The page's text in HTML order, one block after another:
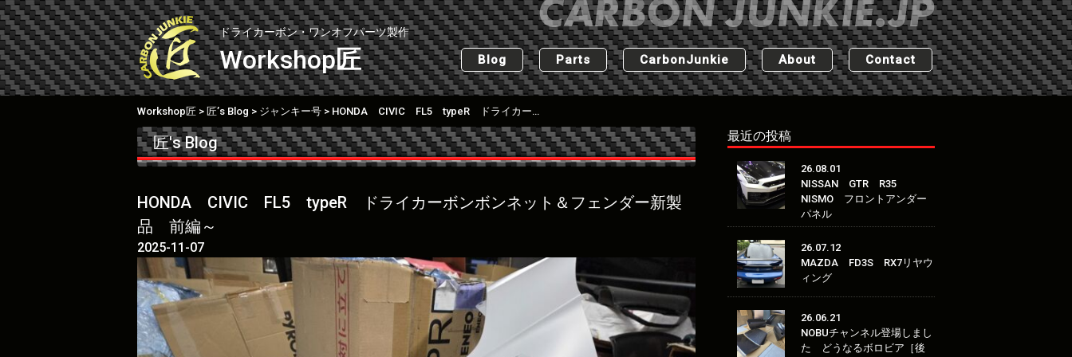
Skip
to
content
ドライカーボン・ワンオフパーツ製作
Workshop匠 Blog Parts CarbonJunkie About Contact
Workshop匠 > 匠’s Blog > ジャンキー号 > HONDA CIVIC FL5 typeR ドライカーボンボンネット＆フェンダー新製品 前編～
匠's Blog
HONDA CIVIC FL5 typeR ドライカーボンボンネット＆フェンダー新製
品 前編～
2025-11-07
最近の投稿
26.08.01
NISSAN GTR R35
NISMO フロントアンダー
パネル
26.07.12
MAZDA FD3S RX7リヤウ
ィング
26.06.21
NOBUチャンネル登場しまし
た どうなるボロビア［後